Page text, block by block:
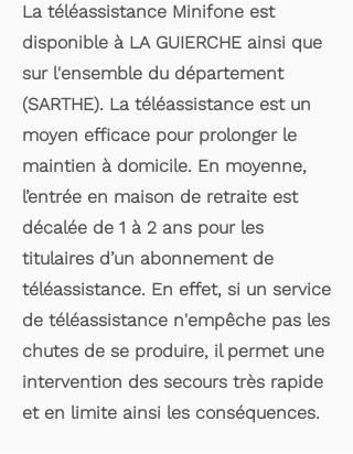
La téléassistance Minifone est
disponible à LA GUIERCHE ainsi que
sur l'ensemble du département
(SARTHE). La téléassistance est un
moyen efficace pour prolonger le
maintien à domicile. En moyenne,
l’entrée en maison de retraite est
décalée de 1 à 2 ans pour les
titulaires d’un abonnement de
téléassistance. En effet, si un service
de téléassistance n'empêche pas les
chutes de se produire, il permet une
intervention des secours très rapide
et en limite ainsi les conséquences.